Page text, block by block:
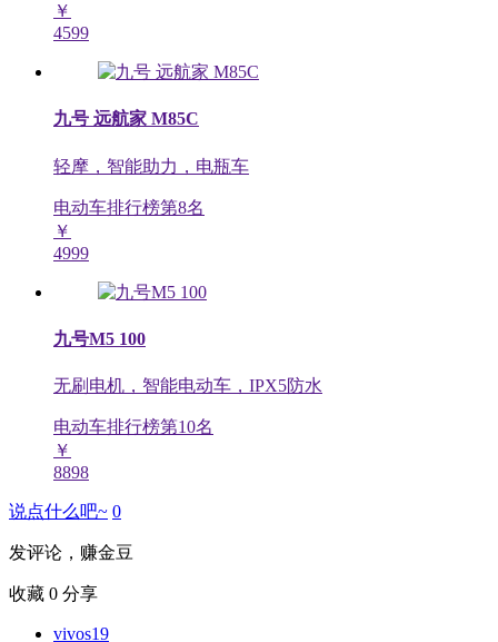
￥
4599
九号 远航家 M85C
轻摩，智能助力，电瓶车
电动车排行榜第8名
￥
4999
九号M5 100
无刷电机，智能电动车，IPX5防水
电动车排行榜第10名
￥
8898
说点什么吧~ 0
发评论，赚金豆
收藏 0 分享
vivos19